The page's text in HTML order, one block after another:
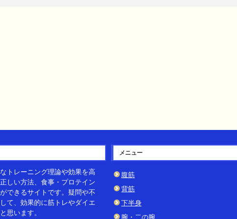
トレーニング理論や効果を高
しい方法、食事・プロテイン
できるサイトです。疑問や不
て、効果的に筋トレやダイエ
思います。
メニュー
腹筋
背筋
下半身
腕・二の腕